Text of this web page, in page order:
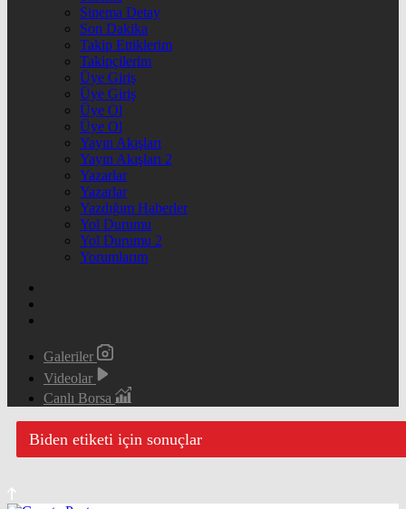
Sinema Detay
Son Dakika
Takip Ettiklerim
Takipçilerim
Üye Giriş
Üye Giriş
Üye Ol
Üye Ol
Yayın Akışları
Yayın Akışları 2
Yazarlar
Yazarlar
Yazdığım Haberler
Yol Durumu
Yol Durumu 2
Yorumlarım
Galeriler
Videolar
Canlı Borsa
Biden etiketi için sonuçlar